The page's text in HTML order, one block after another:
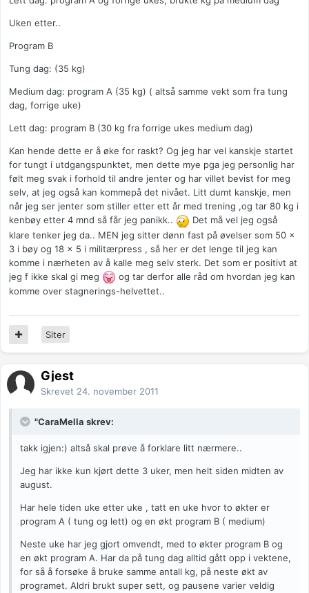
Uken etter..
Program B
Tung dag: (35 kg)
Medium dag: program A (35 kg) ( altså samme vekt som fra tung
dag, forrige uke)
Lett dag: program B (30 kg fra forrige ukes medium dag)
Kan hende dette er å øke for raskt? Og jeg har vel kanskje startet
for tungt i utdgangspunktet, men dette mye pga jeg personlig har
følt meg svak i forhold til andre jenter og har villet bevist for meg
selv, at jeg også kan kommepå det nivået. Litt dumt kanskje, men
når jeg ser jenter som stiller etter ett år med trening ,og tar 80 kg i
kenbøy etter 4 mnd så får jeg panikk..
Det må vel jeg også
klare tenker jeg da.. MEN jeg sitter dønn fast på øvelser som 50 x
3 i bøy og 18 x 5 i militærpress , så her er det lenge til jeg kan
komme i nærheten av å kalle meg selv sterk. Det som er positivt at
jeg f ikke skal gi meg
og tar derfor alle råd om hvordan jeg kan
komme over stagnerings-helvettet..
Siter
Gjest
Skrevet 24. november 2011
"CaraMella skrev:
takk igjen:) altså skal prøve å forklare litt nærmere..
Jeg har ikke kun kjørt dette 3 uker, men helt siden midten av
august.
Har hele tiden uke etter uke , tatt en uke hvor to økter er
program A ( tung og lett) og en økt program B ( medium)
Neste uke har jeg gjort omvendt, med to økter program B og
en økt program A. Har da på tung dag alltid gått opp i vektene,
for så å forsøke å bruke samme antall kg, på neste økt av
programet. Aldri brukt super sett, og pausene varier veldig